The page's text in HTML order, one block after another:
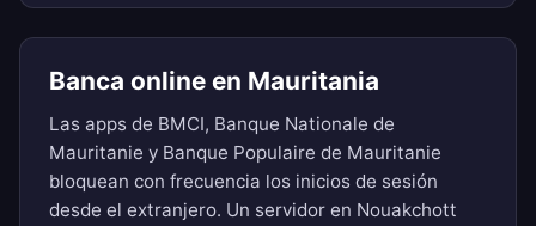
Banca online en Mauritania
Las apps de BMCI, Banque Nationale de
Mauritanie y Banque Populaire de Mauritanie
bloquean con frecuencia los inicios de sesión
desde el extranjero. Un servidor en Nouakchott